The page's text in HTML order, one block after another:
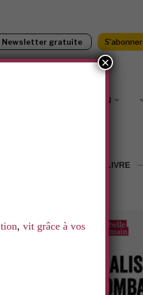
Newsletter gratuite S'abonner
SOUTENIR LNN
LE LIVRE
,vit grâce à vos
×